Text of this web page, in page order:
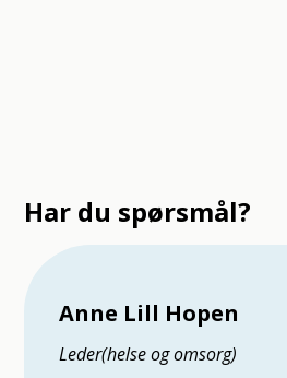
Har du spørsmål?
Anne Lill Hopen
Leder(helse og omsorg)